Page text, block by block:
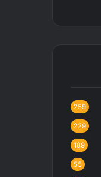
259
229
189
55